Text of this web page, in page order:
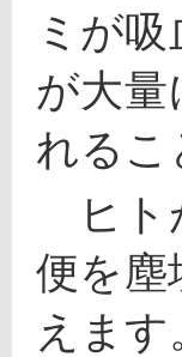
ミが
が大
れるこ
ヒト
便を塵
えます